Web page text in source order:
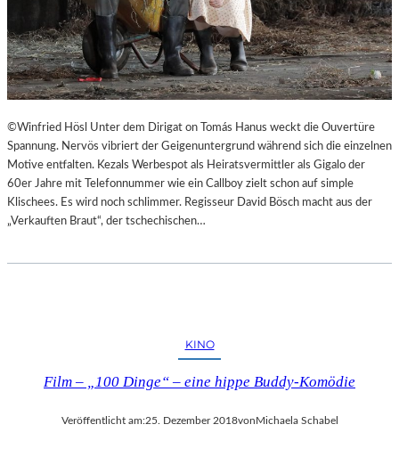
©Winfried Hösl Unter dem Dirigat on Tomás Hanus weckt die Ouvertüre
Spannung. Nervös vibriert der Geigenuntergrund während sich die einzelnen
Motive entfalten. Kezals Werbespot als Heiratsvermittler als Gigalo der
60er Jahre mit Telefonnummer wie ein Callboy zielt schon auf simple
Klischees. Es wird noch schlimmer. Regisseur David Bösch macht aus der
„Verkauften Braut“, der tschechischen…
KINO
Film – „100 Dinge“ – eine hippe Buddy-Komödie
Veröffentlicht am:25. Dezember 2018vonMichaela Schabel